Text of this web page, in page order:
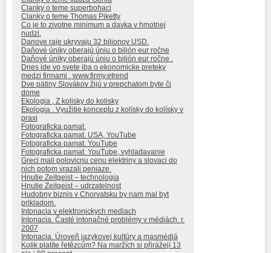
Clanky o teme superbohaci
Clanky o teme Thomas Piketty
Co je to zivotne minimum a davka v hmotnej
nudzi.
Danove raje ukryvaju 32 bilionov USD.
Daňové úniky oberajú úniu o bilión eur ročne
Daňové úniky oberajú úniu o bilión eur ročne .
Dnes ide vo svete iba o ekonomicke preteky
medzi firmami . www.firmy.etrend
Dve pätiny Slovákov žijú v prepchatom byte či
dome
Ekologia , Z kolisky do kolisky
Ekologia . Využitie konceptu z kolísky do kolísky v
praxi
Fotograficka pamat.
Fotograficka pamat. USA, YouTube
Fotograficka pamat. YouTube
Fotograficka pamat. YouTube, vyhladavanie
Greci mali polovicnu cenu elektriny a slovaci do
nich potom vrazali peniaze.
Hnutie Zeitgeist – technologia
Hnutie Zeitgeist – udrzatelnost
Hudobny biznis v Chorvatsku by nam mal byt
prikladom.
Intonacia v elektronickych mediach
Intonacia. Časté intonačné problémy v médiách. r.
2007
Intonacia. Úroveň jazykovej kultúry a masmédiá
Kolik platíte řetězcům? Na maržích si přirážejí 13